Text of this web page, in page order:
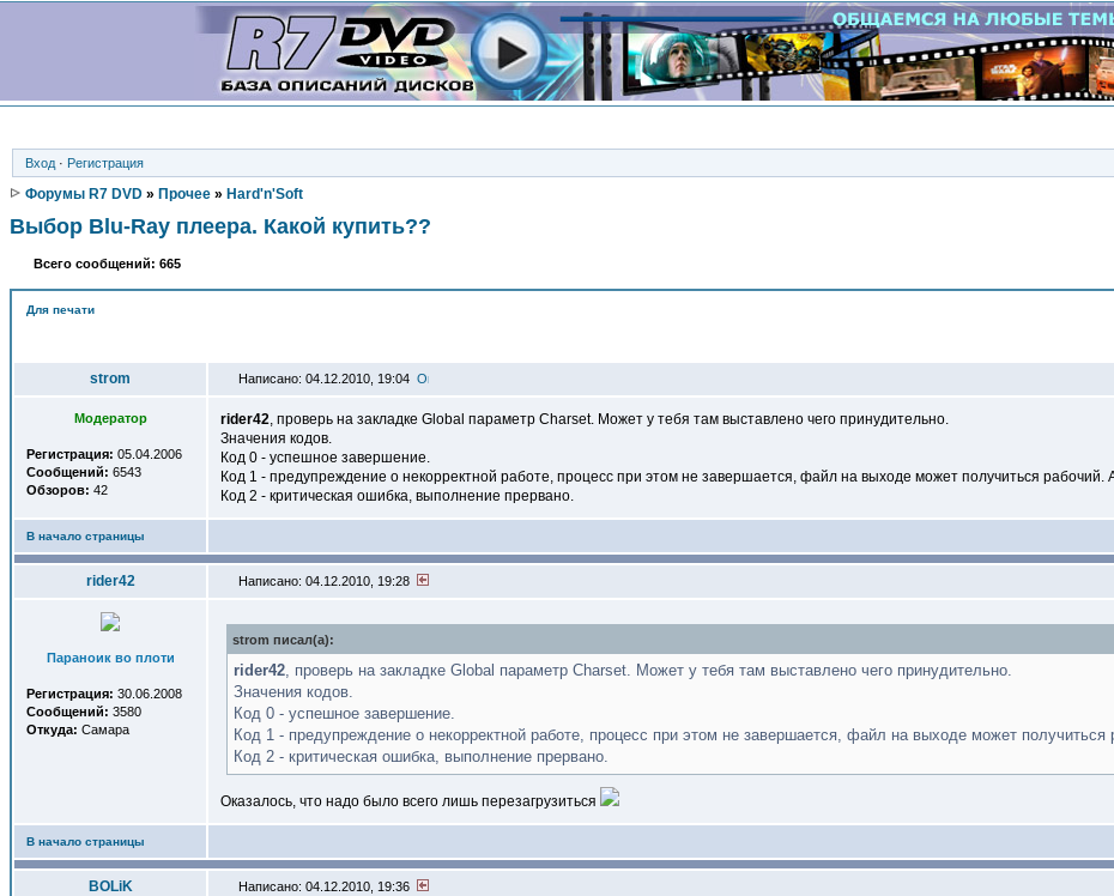
Вход · Регистрация
Форумы R7 DVD » Прочее » Hard'n'Soft
Выбор Blu-Ray плеера. Какой купить??
Всего сообщений: 665
Для печати
strom Написано: 04.12.2010, 19:04
Модератор
Регистрация: 05.04.2006
Сообщений: 6543
Обзоров: 42
rider42, проверь на закладке Global параметр Charset. Может у тебя там выставлено чего принудительно.
Значения кодов.
Код 0 - успешное завершение.
Код 1 - предупреждение о некорректной работе, процесс при этом не завершается, файл на выходе может получиться рабочий.
Код 2 - критическая ошибка, выполнение прервано.
В начало страницы
rider42 Написано: 04.12.2010, 19:28
Параноик во плоти
Регистрация: 30.06.2008
Сообщений: 3580
Откуда: Самара
strom писал(a):
rider42, проверь на закладке Global параметр Charset. Может у тебя там выставлено чего принудительно.
Значения кодов.
Код 0 - успешное завершение.
Код 1 - предупреждение о некорректной работе, процесс при этом не завершается, файл на выходе может
Код 2 - критическая ошибка, выполнение прервано.
Оказалось, что надо было всего лишь перезагрузиться
В начало страницы
BOLiK Написано: 04.12.2010, 19:36